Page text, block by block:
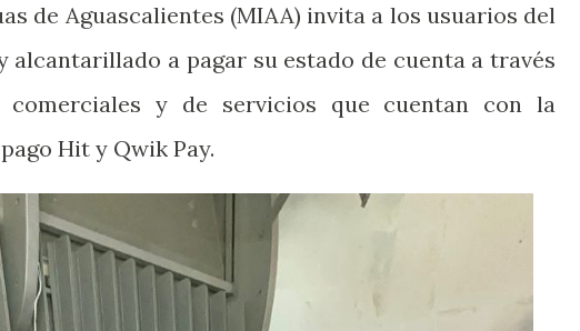
de Aguascalientes (MIAA) invita a los usuarios del
alcantarillado a pagar su estado de cuenta a través
comerciales y de servicios que cuentan con la
Hit y Qwik Pay.